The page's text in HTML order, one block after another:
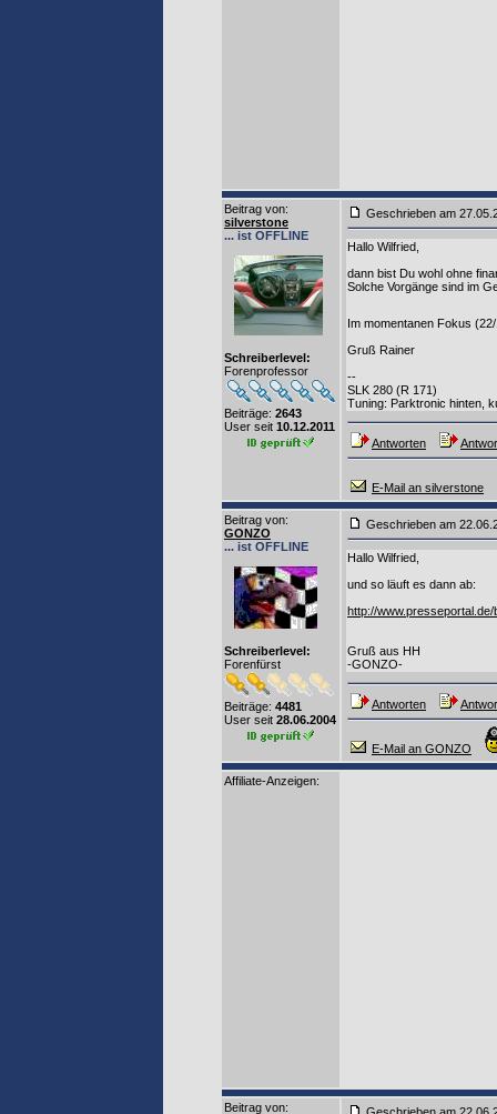
Beitrag von:
silverstone
... ist OFFLINE
Schreiberlevel:
Forenprofessor
Beiträge: 2643
User seit 10.12.2011
Geschrieben am
Hallo Wilfried,
dann bist Du wohl ohne
Solche Vorgänge sind im
Im momentanen Fokus
Gruß Rainer
--
SLK 280 (R 171)
Tuning: Parktronic hinten,
Antworten
E-Mail an silverstone
Beitrag von:
GONZO
... ist OFFLINE
Schreiberlevel:
Forenfürst
Beiträge: 4481
User seit 28.06.2004
Geschrieben am
Hallo Wilfried,
und so läuft es dann ab:
http://
Gruß aus HH
-GONZO-
Antworten
E-Mail an GONZO
Affiliate-Anzeigen:
Beitrag von: